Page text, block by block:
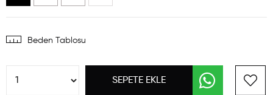
Beden Tablosu